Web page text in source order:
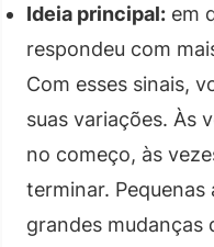
Ideia principal: em
respondeu com
Com esses sinais,
suas variações. Às
no começo, às
terminar.
grandes mudanças